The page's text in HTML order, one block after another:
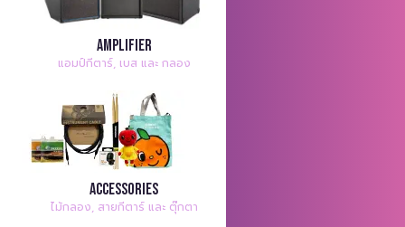
Amplifier
แอมป์กีตาร์, เบส และ กลอง
Accessories
ไม้กลอง, สายกีตาร์ และ ตุ๊กตา